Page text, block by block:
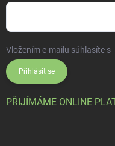
Vložením e-mailu súhlasíte s
Přihlásit se
PŘIJÍMÁME ONLINE